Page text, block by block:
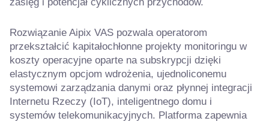
Rozwiązanie Aipix VAS pozwala operatorom
przekształcić kapitałochłonne projekty monitoringu w
koszty operacyjne oparte na subskrypcji dzięki
elastycznym opcjom wdrożenia, ujednoliconemu
systemowi zarządzania danymi oraz płynnej integracji
Internetu Rzeczy (IoT), inteligentnego domu i
systemów telekomunikacyjnych. Platforma zapewnia